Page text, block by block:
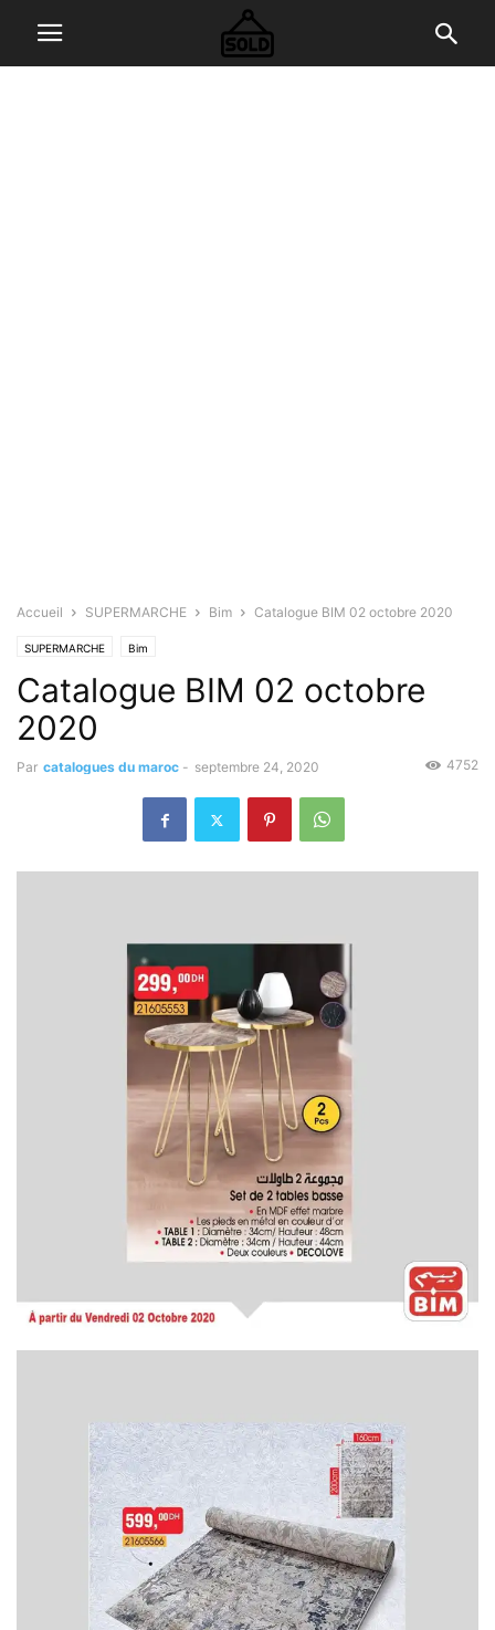
Accueil SUPERMARCHE Bim Catalogue BIM 02 octobre 2020
SUPERMARCHE Bim
Catalogue BIM 02 octobre
2020
Par catalogues du maroc - septembre 24, 2020 4752